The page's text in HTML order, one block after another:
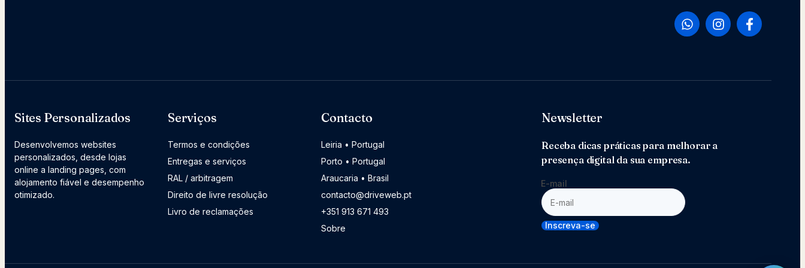
Sites Personalizados
Desenvolvemos websites
personalizados, desde lojas
online a landing pages, com
alojamento fiável e desempenho
otimizado.
Serviços
Termos e condições
Entregas e serviços
RAL / arbitragem
Direito de livre resolução
Livro de reclamações
Contacto
Leiria • Portugal
Porto • Portugal
Araucaria • Brasil
contacto@driveweb.pt
+351 913 671 493
Sobre
Newsletter
Receba dicas práticas para melhorar a
presença digital da sua empresa.
E-mail
Inscreva-se